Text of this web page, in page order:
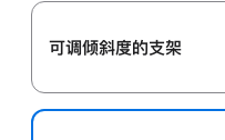
可调倾斜度的支架